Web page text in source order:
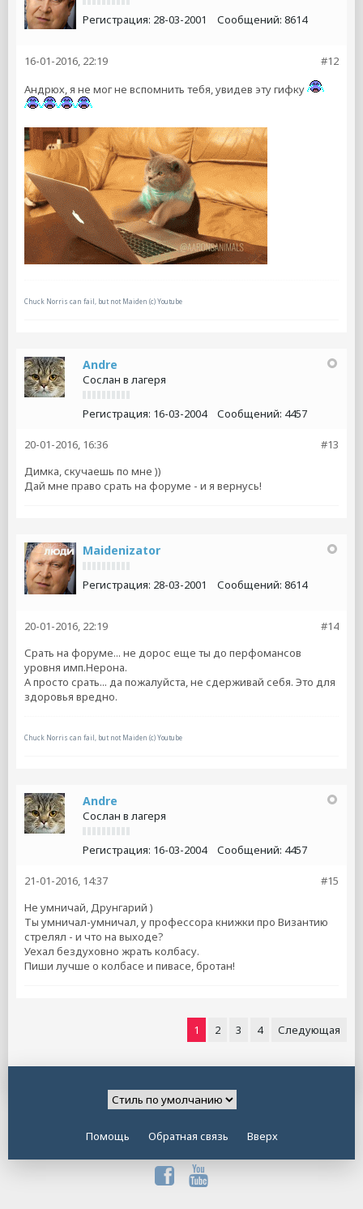
Регистрация: 28-03-2001 Сообщений: 8614
#12
16-01-2016, 22:19
Андрюх, я не мог не вспомнить тебя, увидев эту гифку
Chuck Norris can fail, but not Maiden (c) Youtube
Andre
Сослан в лагеря
Регистрация: 16-03-2004 Сообщений: 4457
#13
20-01-2016, 16:36
Димка, скучаешь по мне ))
Дай мне право срать на форуме - и я вернусь!
Maidenizator
Регистрация: 28-03-2001 Сообщений: 8614
#14
20-01-2016, 22:19
Срать на форуме... не дорос еще ты до перфомансов
уровня имп.Нерона.
А просто срать... да пожалуйста, не сдерживай себя. Это для
здоровья вредно.
Chuck Norris can fail, but not Maiden (c) Youtube
Andre
Сослан в лагеря
Регистрация: 16-03-2004 Сообщений: 4457
#15
21-01-2016, 14:37
Не умничай, Друнгарий )
Ты умничал-умничал, у профессора книжки про Византию
стрелял - и что на выходе?
Уехал бездуховно жрать колбасу.
Пиши лучше о колбасе и пивасе, бротан!
1 2 3 4 Следующая
Помощь Обратная связь Вверх